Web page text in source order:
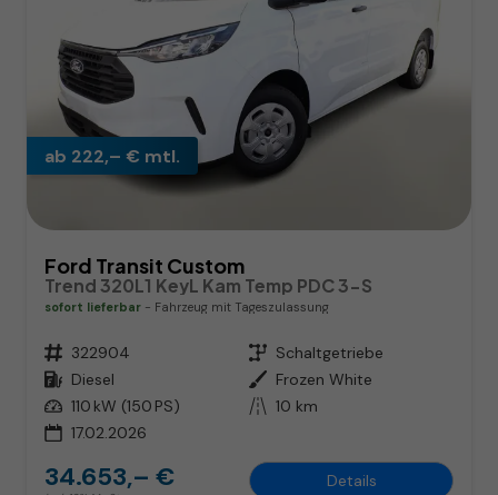
ab 222,– € mtl.
Ford Transit Custom
Trend 320L1 KeyL Kam Temp PDC 3-S
sofort lieferbar Fahrzeug mit Tageszulassung
Fahrzeugnr. 322904 Getriebe Schaltgetriebe
Kraftstoff Diesel Außenfarbe Frozen White
Leistung 110 kW (150 PS) Kilometerstand 10 km
17.02.2026
34.653,– € Details